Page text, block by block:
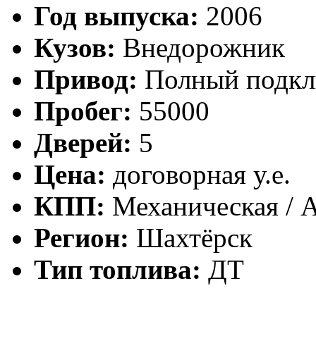
Год выпуска: 2006
Кузов: Внедорожник
Привод: Полный
Пробег: 55000
Дверей: 5
Цена: договорная у.е.
КПП: Механическая /
Регион: Шахтёрск
Тип топлива: ДТ